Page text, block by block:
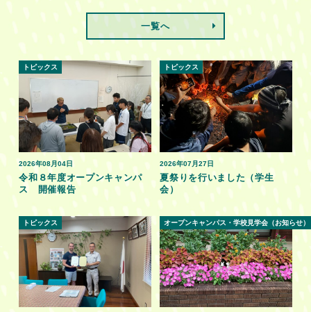
一覧へ
2026年08月04日
トピックス
令和８年度オープンキャンパ
ス 開催報告
2026年07月27日
トピックス
夏祭りを行いました（学生
会）
トピックス オープンキャンパス・学校見学会（お知らせ）